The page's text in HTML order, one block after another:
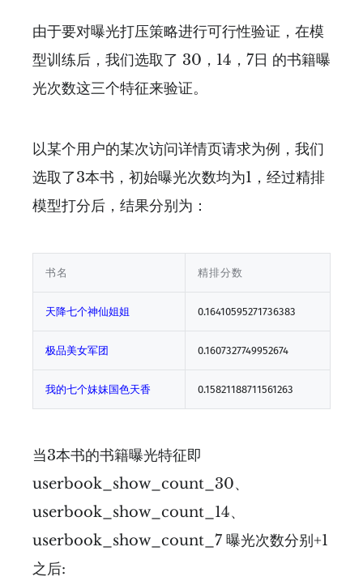
由于要对曝光打压策略进行可行性验证，在模
型训练后，我们选取了 30，14，7日 的书籍曝
光次数这三个特征来验证。
以某个用户的某次访问详情页请求为例，我们
选取了3本书，初始曝光次数均为1，经过精排
模型打分后，结果分别为：
书名 精排分数
天降七个神仙姐姐 0.16410595271736383
极品美女军团 0.1607327749952674
我的七个妹妹国色天香 0.15821188711561263
当3本书的书籍曝光特征即
userbook_show_count_30、
userbook_show_count_14、
userbook_show_count_7 曝光次数分别+1
之后: